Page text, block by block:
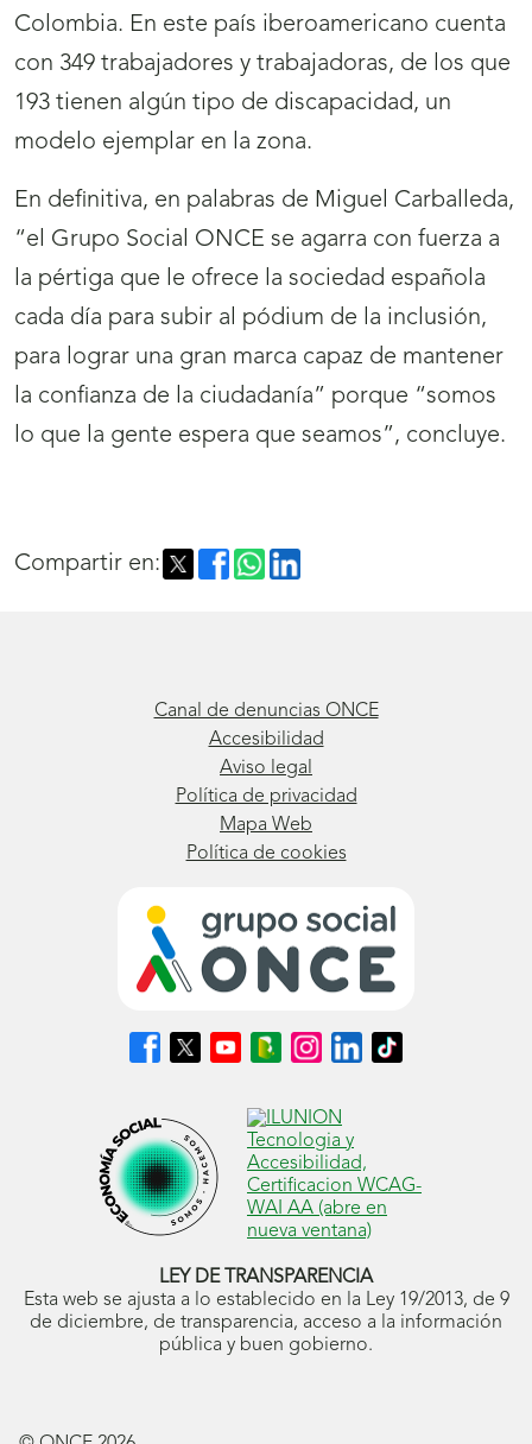
Colombia. En este país iberoamericano cuenta
con 349 trabajadores y trabajadoras, de los que
193 tienen algún tipo de discapacidad, un
modelo ejemplar en la zona.
En definitiva, en palabras de Miguel Carballeda,
“el Grupo Social ONCE se agarra con fuerza a
la pértiga que le ofrece la sociedad española
cada día para subir al pódium de la inclusión,
para lograr una gran marca capaz de mantener
la confianza de la ciudadanía” porque “somos
lo que la gente espera que seamos”, concluye.
Compartir en:
Canal de denuncias ONCE
Accesibilidad
Aviso legal
Política de privacidad
Mapa Web
Política de cookies
Síguenos
en
abrirá
en
ventana
nueva)
Síguenos
en
abrirá
en
ventana
nueva)
Síguenos
en
abrirá
en
ventana
nueva)
Síguenos
en
Blog
ONCE
(se
abrirá
en
ventana
nueva)
Síguenos
en
(se
abrirá
en
ventana
nueva)
Síguenos
en
(se
abrirá
en
ventana
nueva)
Síguenos
en
ventana
nueva)
LEY DE TRANSPARENCIA
Esta web se ajusta a lo establecido en la Ley 19/2013, de 9
de diciembre, de transparencia, acceso a la información
pública y buen gobierno.